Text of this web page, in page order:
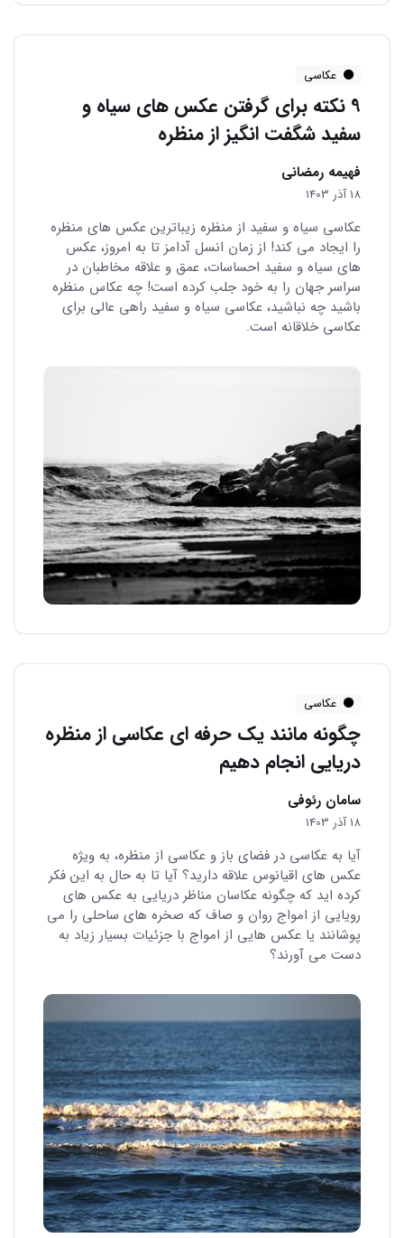
عکاسی
9 نکته برای گرفتن عکس های سیاه و
سفید شگفت انگیز از منظره
فهیمه رمضانی
18 آذر 1403
عکاسی سیاه و سفید از منظره زیباترین عکس های منظره
را ایجاد می کند! از زمان انسل آدامز تا به امروز، عکس
های سیاه و سفید احساسات، عمق و علاقه مخاطبان در
سراسر جهان را به خود جلب کرده است! چه عکاس منظره
باشید چه نباشید، عکاسی سیاه و سفید راهی عالی برای
عکاسی خلاقانه است.
عکاسی
چگونه مانند یک حرفه ای عکاسی از منظره
دریایی انجام دهیم
سامان رئوفی
18 آذر 1403
آیا به عکاسی در فضای باز و عکاسی از منظره، به ویژه
عکس های اقیانوس علاقه دارید؟ آیا تا به حال به این فکر
کرده اید که چگونه عکاسان مناظر دریایی به عکس های
رویایی از امواج روان و صاف که صخره های ساحلی را می
پوشانند یا عکس هایی از امواج با جزئیات بسیار زیاد به
دست می آورند؟